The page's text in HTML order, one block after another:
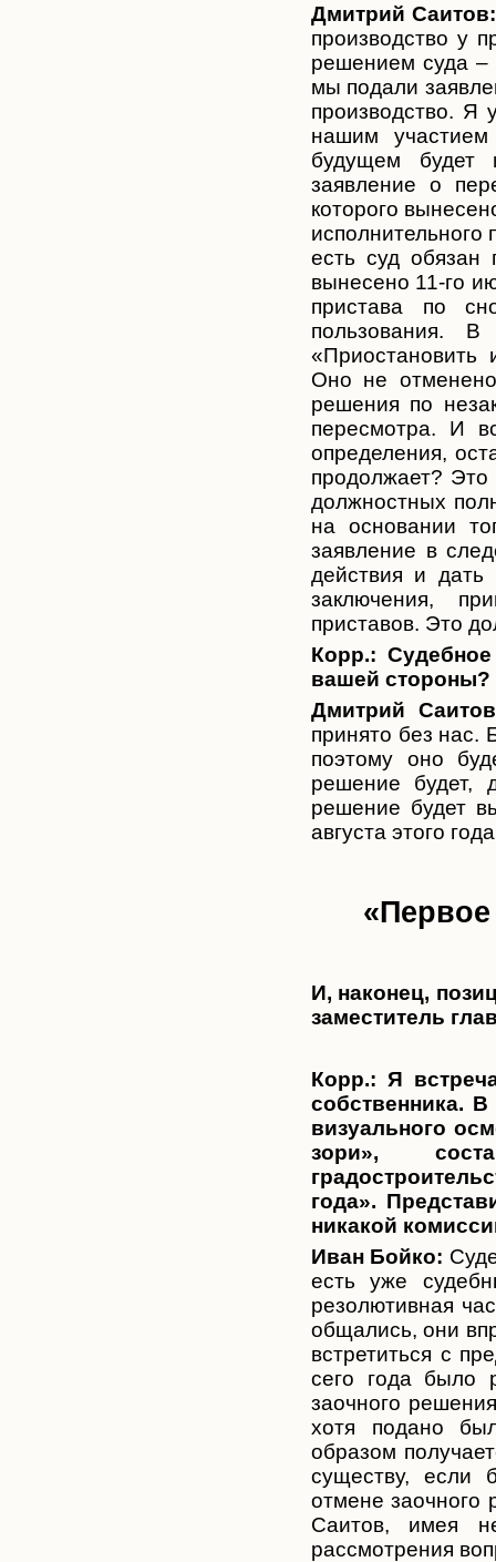
Дмитрий Саитов:
производство у
решением суда –
мы подали
производство. Я
нашим
будущем будет
заявление о
которого
исполнительного
есть суд обязан
вынесено 11-го
пристава по
пользования.
«Приостановить
Оно не
решения по
пересмотра. И
определения,
продолжает?
должностных
на основании
заявление в
действия и дать
заключения,
приставов. Это
Корр.:
вашей стороны?
Дмитрий
принято без нас.
поэтому оно
решение будет,
решение будет
августа этого
И, наконец,
заместитель
Корр.: Я
собственника.
визуального
зори»,
года».
никакой
Иван Бойко:
есть уже
резолютивная
общались, они
встретиться с
сего года было
заочного
хотя подано
образом
существу, если
отмене
Саитов, имея
рассмотрения